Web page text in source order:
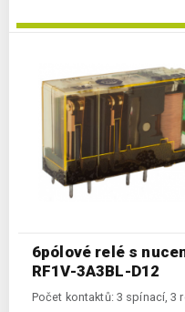
6pólové relé s
RF1V-3A3BL-D12
Počet kontaktů: 3 spínací, 3